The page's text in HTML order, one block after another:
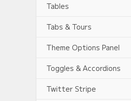
Tables
Tabs & Tours
Theme Options Panel
Toggles & Accordions
Twitter Stripe